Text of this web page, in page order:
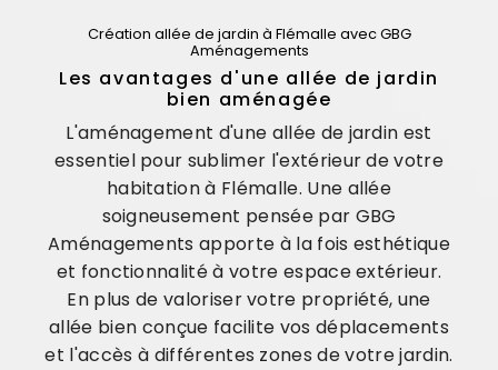
Création allée de jardin à Flémalle avec GBG
Aménagements
Les avantages d'une allée de jardin
bien aménagée
L'aménagement d'une allée de jardin est
essentiel pour sublimer l'extérieur de votre
habitation à Flémalle. Une allée
soigneusement pensée par GBG
Aménagements apporte à la fois esthétique
et fonctionnalité à votre espace extérieur.
En plus de valoriser votre propriété, une
allée bien conçue facilite vos déplacements
et l'accès à différentes zones de votre jardin.